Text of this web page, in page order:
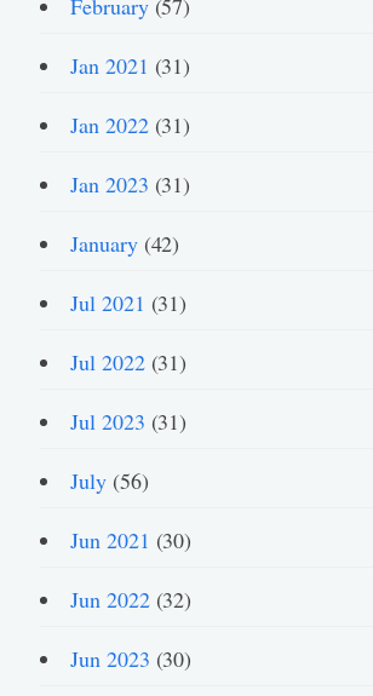
February(57)
Jan 2021 (31)
Jan 2022(31)
Jan 2023 (31)
January(42)
Jul 2021 (31)
Jul 2022(31)
Jul 2023 (31)
July(56)
Jun 2021 (30)
Jun 2022(32)
Jun 2023 (30)